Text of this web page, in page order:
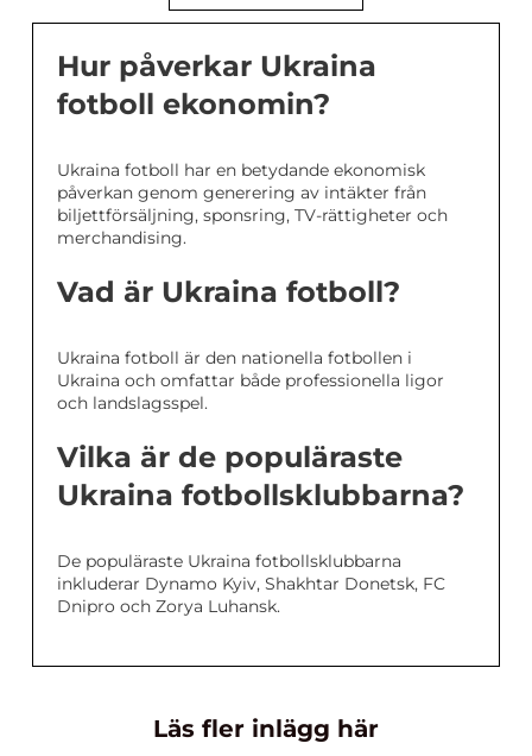
Hur påverkar Ukraina
fotboll ekonomin?
Ukraina fotboll har en betydande ekonomisk
påverkan genom generering av intäkter från
biljettförsäljning, sponsring, TV-rättigheter och
merchandising.
Vad är Ukraina fotboll?
Ukraina fotboll är den nationella fotbollen i
Ukraina och omfattar både professionella ligor
och landslagsspel.
Vilka är de populäraste
Ukraina fotbollsklubbarna?
De populäraste Ukraina fotbollsklubbarna
inkluderar Dynamo Kyiv, Shakhtar Donetsk, FC
Dnipro och Zorya Luhansk.
Läs fler inlägg här